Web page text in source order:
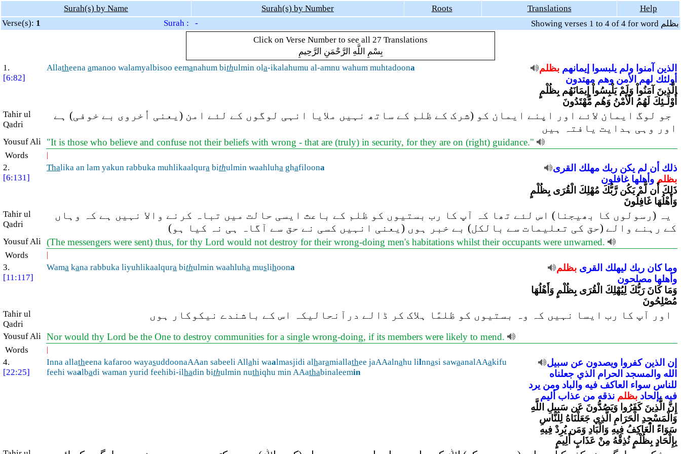
Surah(s) by Name Surah(s) by Number Roots Translations
Help
Verse(s): 1 Surah : -
Showing verses 1 to 4 of 4 for word بظلم
Click on Verse Number to see all 27 Translations
بِسْمِ اللَّهِ الرَّحْمَنِ الرَّحِيمِ
1.
[6:82]
Allatheena amanoo walamyalbisoo eemanahum bithulmin ola-ikalahumu al-amnu wahum muhtadoona الذين آمنوا ولم يلبسوا إيمانهم بظلم
أولئك لهم الأمن وهم مهتدون
الَّذِينَ آمَنُواْ وَلَمْ يَلْبِسُواْ إِيمَانَهُم بِظُلْمٍ
أُوْلَـئِكَ لَهُمُ الْأَمْنُ وَهُم مُّهْتَدُونَ
Tahir ul
Qadri
جو لوگ ایمان لائے اور اپنے ایمان کو (شرک کے ظلم کے ساتھ نہیں ملایا انہی لوگوں کے لئے امن (یعنی اُخروی بے خوفی) ہے
اور وہی ہدایت یافتہ ہیں
Yousuf Ali "It is those who believe and confuse not their beliefs with wrong - that are (truly) in security, for they are on (right) guidance."
Words |
2.
[6:131]
Thalika an lam yakun rabbuka muhlikaalqura bithulmin waahluha ghafiloona ذلك أن لم يكن ربك مهلك القرى
بظلم وأهلها غافلون
ذَلِكَ أَن لَّمْ يَكُن رَّبُّكَ مُهْلِكَ الْقُرَى بِظُلْمٍ
وَأَهْلُهَا غَافِلُونَ
Tahir ul
Qadri
یہ (رسولوں کا بھیجنا) اس لئے تھا کہ آپ کا رب بستیوں کو ظلم کے باعث ایسی حالت میں تباہ کرنے والا نہیں ہے کہ وہاں
کے رہنے والے (حق کی تعلیمات سے بالکل) بے خبر ہوں (یعنی انہیں کسی نے حق سے آگاہ ہی نہ کیا ہو)
Yousuf Ali (The messengers were sent) thus, for thy Lord would not destroy for their wrong-doing men's habitations whilst their occupants were unwarned.
Words |
3.
[11:117]
Wama kana rabbuka liyuhlikaalqura bithulmin waahluha muslihoona وما كان ربك ليهلك القرى بظلم
وأهلها مصلحون
وَمَا كَانَ رَبُّكَ لِيُهْلِكَ الْقُرَى بِظُلْمٍ وَأَهْلُهَا
مُصْلِحُونَ
Tahir ul
Qadri
اور آپ کا رب ایسا نہیں کہ وہ بستیوں کو ظلمًا ہلاک کر ڈالے درآنحالیکہ اس کے باشندے نیکوکار ہوں
Yousuf Ali Nor would thy Lord be the One to destroy communities for a single wrong-doing, if its members were likely to mend.
Words |
4.
[22:25]
Inna allatheena kafaroo wayasuddoonaAAan sabeeli Allahi waalmasjidi alharamiallathee jaAAalnahu lilnnasi sawaanalAAakifu
feehi waalbadi waman yurid feehibi-ilhadin bithulmin nuthiqhu min AAathabinaleemin
إن الذين كفروا ويصدون عن سبيل
الله والمسجد الحرام الذي جعلناه
للناس سواء العاكف فيه والباد ومن يرد
فيه بإلحاد بظلم نذقه من عذاب أليم
إِنَّ الَّذِينَ كَفَرُوا وَيَصُدُّونَ عَن سَبِيلِ اللَّهِ
وَالْمَسْجِدِ الْحَرَامِ الَّذِي جَعَلْنَاهُ لِلنَّاسِ
سَوَاءً الْعَاكِفُ فِيهِ وَالْبَادِ وَمَن يُرِدْ فِيهِ
بِإِلْحَادٍ بِظُلْمٍ نُذِقْهُ مِنْ عَذَابٍ أَلِيمٍ